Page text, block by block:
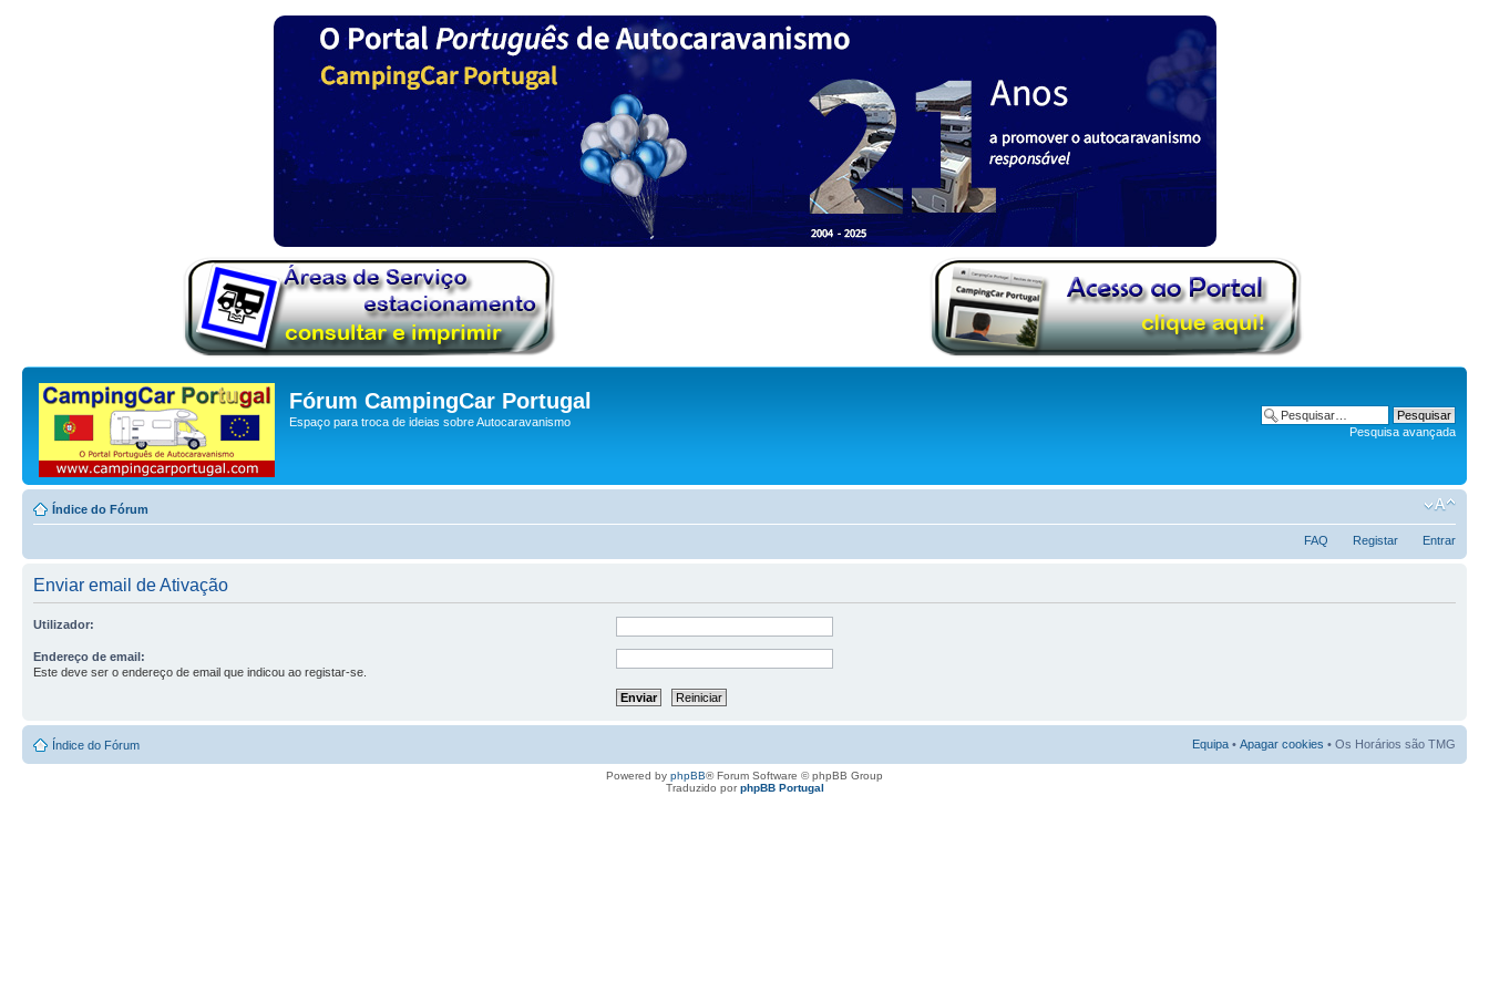
Fórum CampingCar Portugal
Espaço para troca de ideias sobre Autocaravanismo
Pesquisa avançada
Índice do Fórum
FAQ Registar Entrar
Enviar email de Ativação
Utilizador:
Endereço de email:
Este deve ser o endereço de email que indicou ao registar-se.
Índice do Fórum Equipa • Apagar cookies • Os Horários são TMG
Powered by phpBB® Forum Software © phpBB Group
Traduzido porphpBB Portugal